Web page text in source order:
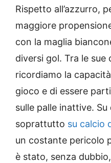
Rispetto all’azzurro,
maggiore
con la maglia
diversi gol. Tra le
ricordiamo la
gioco e di essere
sulle palle inattive. Su
soprattutto su calcio
un costante pericolo
è stato, senza